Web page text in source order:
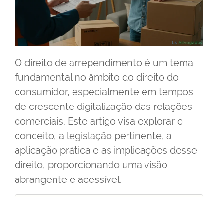
O direito de arrependimento é um tema
fundamental no âmbito do direito do
consumidor, especialmente em tempos
de crescente digitalização das relações
comerciais. Este artigo visa explorar o
conceito, a legislação pertinente, a
aplicação prática e as implicações desse
direito, proporcionando uma visão
abrangente e acessível.